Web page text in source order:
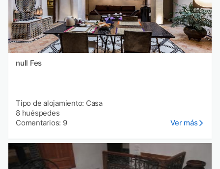
null Fes
Tipo de alojamiento: Casa
8 huéspedes
Comentarios: 9
Ver más